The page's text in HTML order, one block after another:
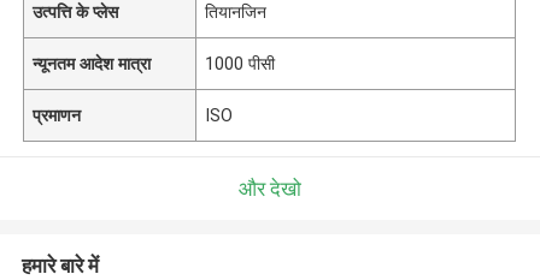
उत्पत्ति के प्लेस तियानजिन
न्यूनतम आदेश मात्रा 1000 पीसी
प्रमाणन ISO
और देखो
हमारे बारे में